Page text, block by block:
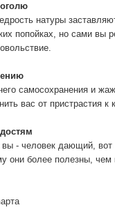
натуры
попойках, но сами вы
самосохранения и
вас от пристрастия к
вы - человек дающий, вот
они более полезны, чем